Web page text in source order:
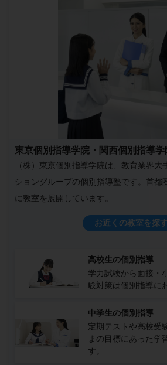
東京個別指導学院・関西個別指導学
（株）東京個別指導学院は、教育業界大
ショングループの個別指導塾です。首都
に教室を展開しています。
お近くの教室を探
高校生の個別指導
学力試験から面接・
験対策は個別指導に
中学生の個別指導
定期テストや高校受
まの目標にあった学
す。